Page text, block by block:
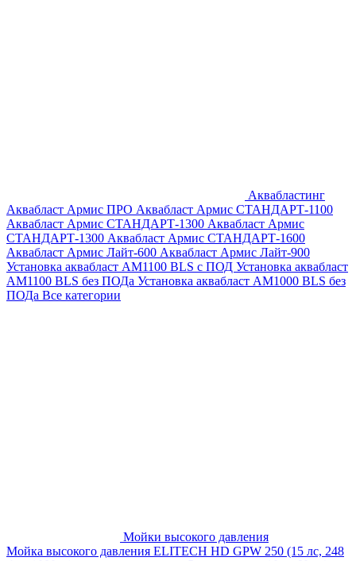
Аквабластинг
Аквабласт Армис ПРО Аквабласт Армис СТАНДАРТ-1100
Аквабласт Армис СТАНДАРТ-1300 Аквабласт Армис
СТАНДАРТ-1300 Аквабласт Армис СТАНДАРТ-1600
Аквабласт Армис Лайт-600 Аквабласт Армис Лайт-900
Установка аквабласт AM1100 BLS с ПОД Установка аквабласт
AM1100 BLS без ПОДа Установка аквабласт AM1000 BLS без
ПОДа Все категории
Мойки высокого давления
Мойка высокого давления ELITECH HD GPW 250 (15 лс, 248